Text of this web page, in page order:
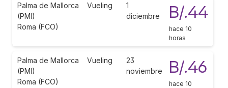
Palma de Mallorca
(PMI)
Roma (FCO)
Vueling
1
diciembre
B/.44
hace 10
horas
Palma de Mallorca
(PMI)
Roma (FCO)
Vueling
23
noviembre
B/.46
hace 10